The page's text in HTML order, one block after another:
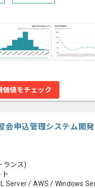
価値をチェック
会申込管理システム開
ランス)
Server / AWS / Windows